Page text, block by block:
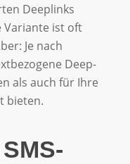
Deeplinks
Variante ist oft
Je nach
Deep-
als auch für Ihre
bieten.